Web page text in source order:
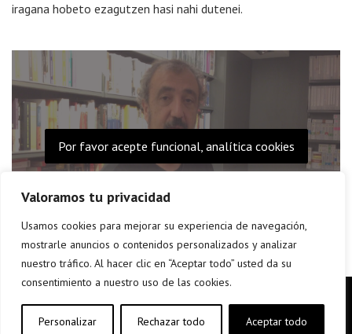
Valoramos tu privacidad
Usamos cookies para mejorar su experiencia de navegación,
mostrarle anuncios o contenidos personalizados y analizar
nuestro tráfico. Al hacer clic en “Aceptar todo” usted da su
consentimiento a nuestro uso de las cookies.
Personalizar Rechazar todo Aceptar todo
iragana hobeto ezagutzen hasi nahi dutenei.
Por favor acepte funcional, analítica cookies
Política de Cookies